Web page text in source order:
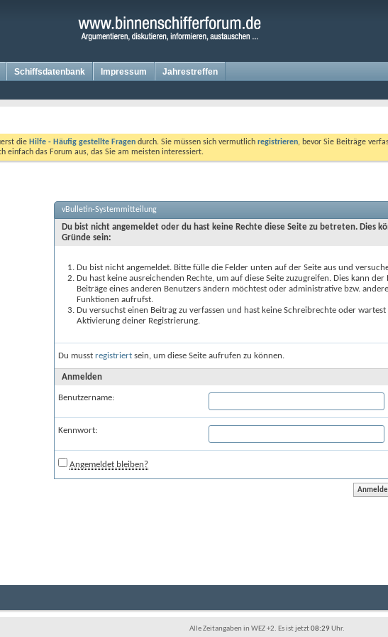
Schiffsdatenbank Impressum Jahrestreffen
die Hilfe - Häufig gestellte Fragen durch. Sie müssen sich vermutlich registrieren, bevor Sie Beiträge
einfach das Forum aus, das Sie am meisten interessiert.
vBulletin-Systemmitteilung
Du bist nicht angemeldet oder du hast keine Rechte diese Seite zu betreten. Dies
Gründe sein:
Du bist nicht angemeldet. Bitte fülle die Felder unten auf der Seite aus und
Du hast keine ausreichenden Rechte, um auf diese Seite zuzugreifen. Dies kann der
Beiträge eines anderen Benutzers ändern möchtest oder administrative bzw.
Funktionen aufrufst.
Du versuchst einen Beitrag zu verfassen und hast keine Schreibrechte oder
Aktivierung deiner Registrierung.
Du musst registriert sein, um diese Seite aufrufen zu können.
Anmelden
Benutzername:
Kennwort:
Angemeldet bleiben?
Alle Zeitangaben in WEZ +2. Es ist jetzt08:29Uhr.